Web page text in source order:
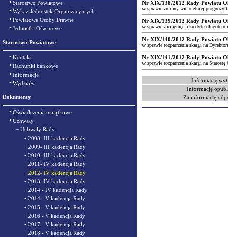
• Starostwo Powiatowe
• Wykaz Jednostek Organizacyjnych
• Powiatowe Osoby Prawne
• Jednostki Oświatowe
Starostwo Powiatowe
• Kontakt
• Rachunki bankowe
• Informacje
• Wydziały
Dokumenty
• Oświadczenia majątkowe
• Uchwały
– Uchwały Rady
- 2008- III kadencja Rady
- 2009- III kadencja Rady
- 2010- III kadencja Rady
- 2011- IV kadencja Rady
- 2012- IV kadencja Rady
- 2013- IV kadencja Rady
- 2014 - IV kadencja Rady
- 2014 - V kadencja Rady
- 2015 - V kadencja Rady
- 2016 - V kadencja Rady
- 2017 - V kadencja Rady
- 2018 - V kadencja Rady
Nr XIX/138/2012 Rady Powiatu
w sprawie zmiany wieloletniej prognozy
Nr XIX/139/2012 Rady Powiatu
w sprawie zaciągnięcia kredytu
Nr XIX/140/2012 Rady Powiatu
w sprawie rozpatrzenia skargi na
Nr XIX/141/2012 Rady Powiatu
w sprawie rozpatrzenia skargi na Starostę
Informację
Informację
Za informację